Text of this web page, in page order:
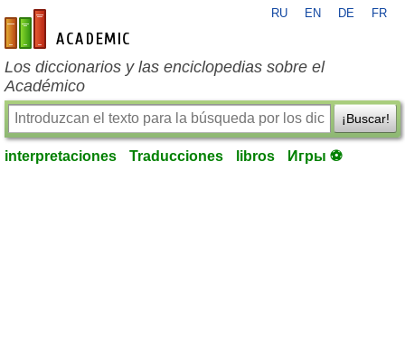
es-academic.com
RU EN DE FR
Los diccionarios y las enciclopedias sobre el
Académico
¡Buscar!
interpretaciones Traducciones libros Игры ⚽